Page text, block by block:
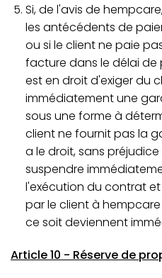
Si, de l'avis de
les antécédents de
ou si le client ne paie
facture dans le délai de
est en droit d'exiger du
immédiatement une
sous une forme à
client ne fournit pas la
a le droit, sans
suspendre
l'exécution du contrat
par le client à
ce soit deviennent
Article 10 - Réserve de